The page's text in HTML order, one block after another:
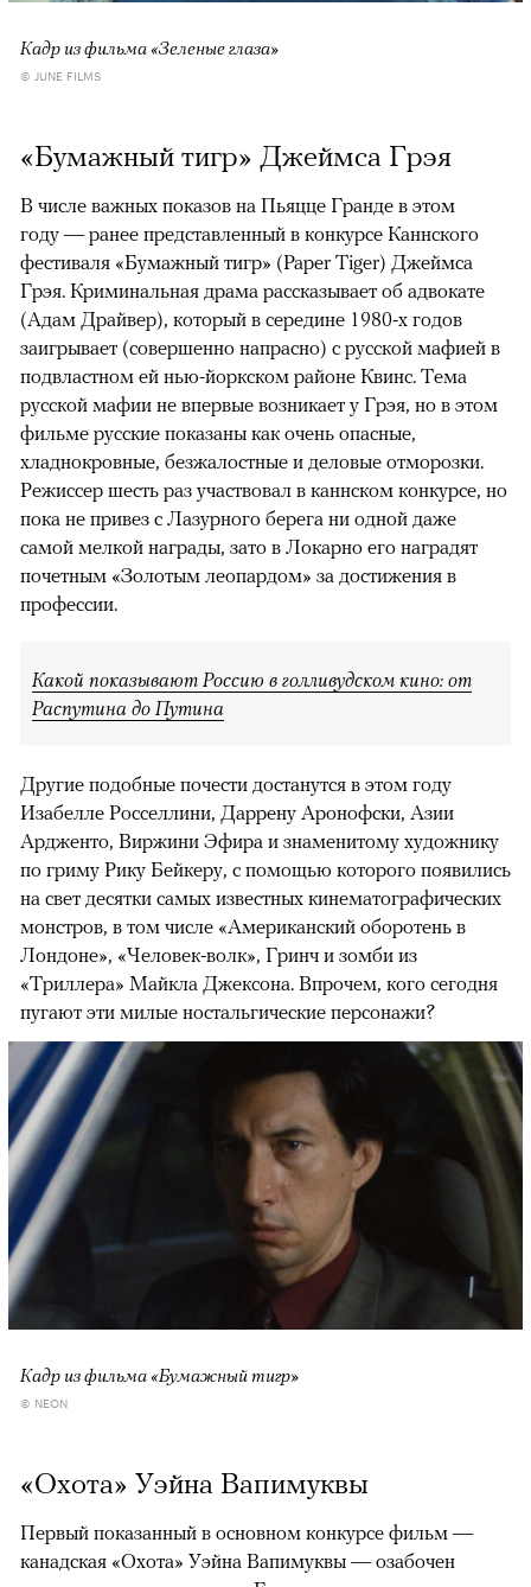
Кадр из фильма «Зеленые глаза»
© JUNE FILMS
«Бумажный тигр» Джеймса Грэя
В числе важных показов на Пьяцце Гранде в этом
году — ранее представленный в конкурсе Каннского
фестиваля «Бумажный тигр» (Paper Tiger) Джеймса
Грэя. Криминальная драма рассказывает об адвокате
(Адам Драйвер), который в середине 1980-х годов
заигрывает (совершенно напрасно) с русской мафией в
подвластном ей нью-йоркском районе Квинс. Тема
русской мафии не впервые возникает у Грэя, но в этом
фильме русские показаны как очень опасные,
хладнокровные, безжалостные и деловые отморозки.
Режиссер шесть раз участвовал в каннском конкурсе, но
пока не привез с Лазурного берега ни одной даже
самой мелкой награды, зато в Локарно его наградят
почетным «Золотым леопардом» за достижения в
профессии.
Какой показывают Россию в голливудском кино: от
Распутина до Путина
Другие подобные почести достанутся в этом году
Изабелле Росселлини, Даррену Аронофски, Азии
Ардженто, Виржини Эфира и знаменитому художнику
по гриму Рику Бейкеру, с помощью которого появились
на свет десятки самых известных кинематографических
монстров, в том числе «Американский оборотень в
Лондоне», «Человек-волк», Гринч и зомби из
«Триллера» Майкла Джексона. Впрочем, кого сегодня
пугают эти милые ностальгические персонажи?
Кадр из фильма «Бумажный тигр»
© NEON
«Охота» Уэйна Вапимуквы
Первый показанный в основном конкурсе фильм —
канадская «Охота» Уэйна Вапимуквы — озабочен